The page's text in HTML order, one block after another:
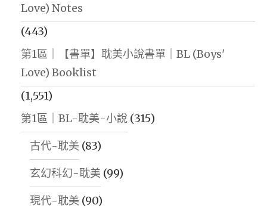
Love) Notes
(443)
第1區｜【書單】耽美小說書單｜BL (Boys'
Love) Booklist
(1,551)
第1區｜BL-耽美-小說 (315)
古代-耽美 (83)
玄幻科幻-耽美 (99)
現代-耽美 (90)